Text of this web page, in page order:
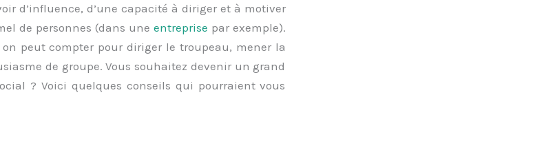
d’influence, d’une capacité à diriger et à motiver
de personnes (dans une entreprise par exemple).
peut compter pour diriger le troupeau, mener la
de groupe. Vous souhaitez devenir un grand
? Voici quelques conseils qui pourraient vous